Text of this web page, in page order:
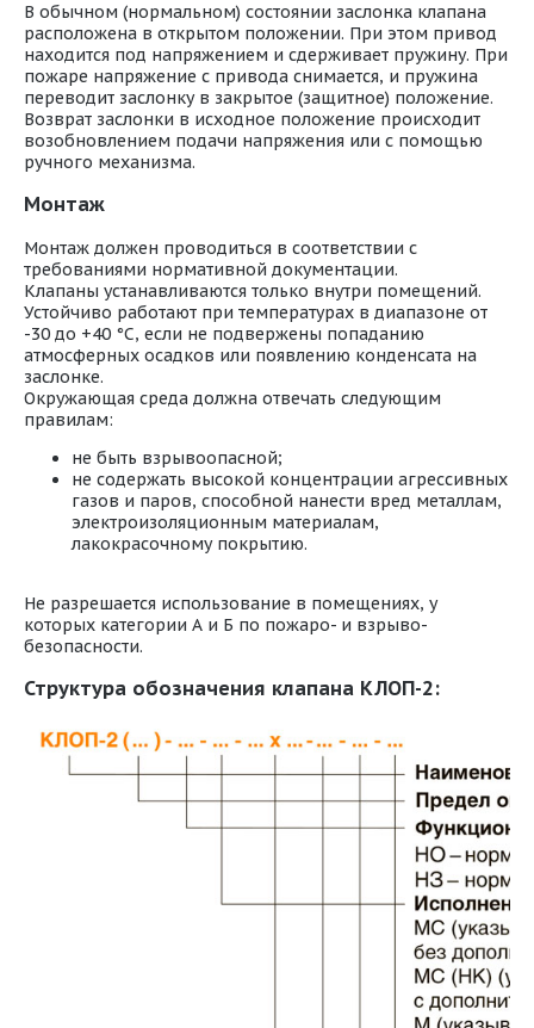
В обычном (нормальном) состоянии заслонка клапана
расположена в открытом положении. При этом привод
находится под напряжением и сдерживает пружину. При
пожаре напряжение с привода снимается, и пружина
переводит заслонку в закрытое (защитное) положение.
Возврат заслонки в исходное положение происходит
возобновлением подачи напряжения или с помощью
ручного механизма.
Монтаж
Монтаж должен проводиться в соответствии с
требованиями нормативной документации.
Клапаны устанавливаются только внутри помещений.
Устойчиво работают при температурах в диапазоне от
-30 до +40 °С, если не подвержены попаданию
атмосферных осадков или появлению конденсата на
заслонке.
Окружающая среда должна отвечать следующим
правилам:
не быть взрывоопасной;
не содержать высокой концентрации агрессивных
газов и паров, способной нанести вред металлам,
электроизоляционным материалам,
лакокрасочному покрытию.
Не разрешается использование в помещениях, у
которых категории А и Б по пожаро- и взрыво-
безопасности.
Структура обозначения клапана КЛОП-2: